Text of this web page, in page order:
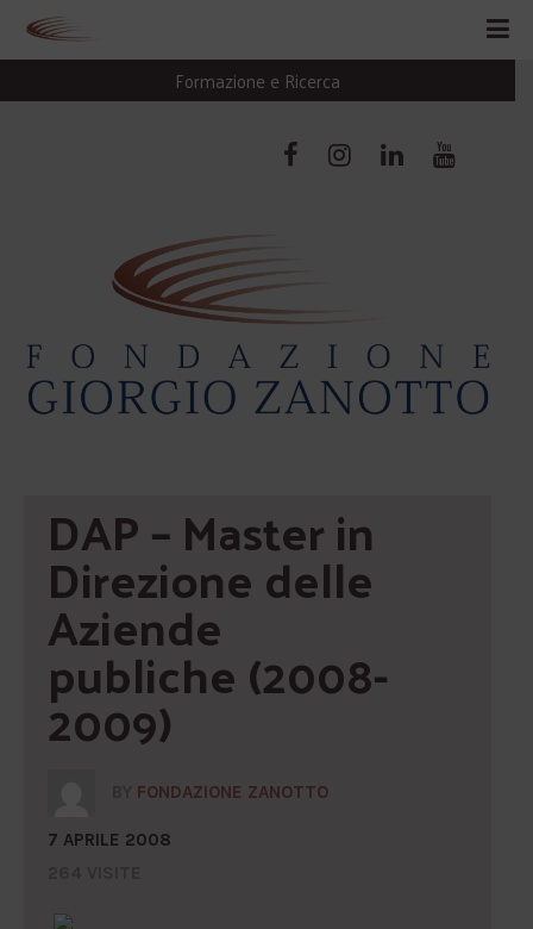
Formazione e Ricerca
DAP – Master in
Direzione delle
Aziende
publiche (2008-
2009)
FONDAZIONE ZANOTTO
7 APRILE 2008